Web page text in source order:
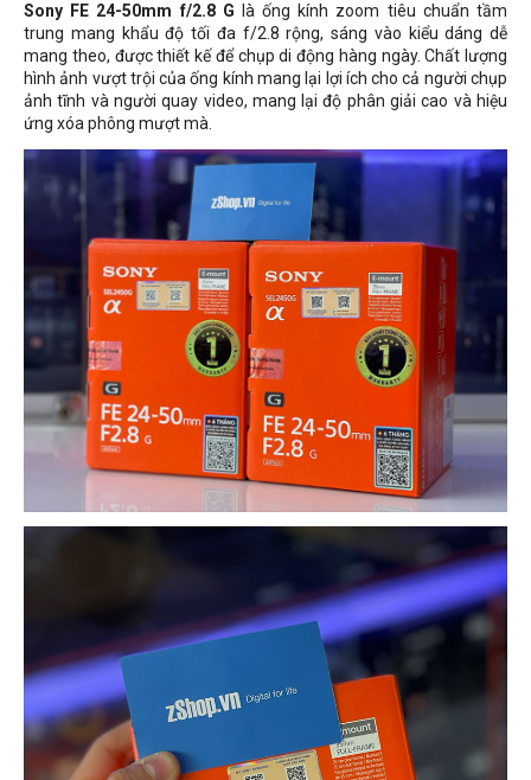
Sony FE 24-50mm f/2.8 G là ống kính zoom tiêu chuẩn tầm
trung mang khẩu độ tối đa f/2.8 rộng, sáng vào kiểu dáng dễ
mang theo, được thiết kế để chụp di động hàng ngày. Chất lượng
hình ảnh vượt trội của ống kính mang lại lợi ích cho cả người chụp
ảnh tĩnh và người quay video, mang lại độ phân giải cao và hiệu
ứng xóa phông mượt mà.